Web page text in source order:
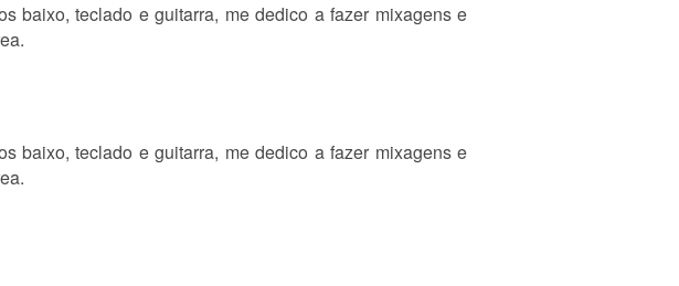
baixo, teclado e guitarra, me dedico a fazer mixagens e
baixo, teclado e guitarra, me dedico a fazer mixagens e